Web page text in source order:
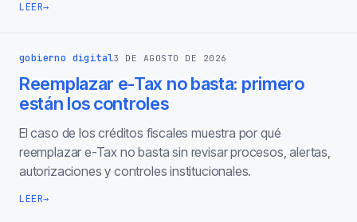
LEER→
gobierno digital3 DE AGOSTO DE 2026
Reemplazar e-Tax no basta: primero
están los controles
El caso de los créditos fiscales muestra por qué
reemplazar e-Tax no basta sin revisar procesos, alertas,
autorizaciones y controles institucionales.
LEER→